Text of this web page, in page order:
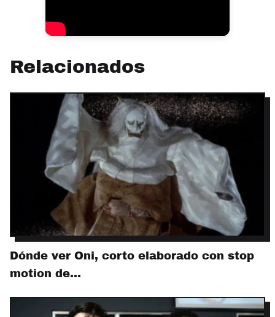
Relacionados
Dónde ver Oni, corto elaborado con stop
motion de…